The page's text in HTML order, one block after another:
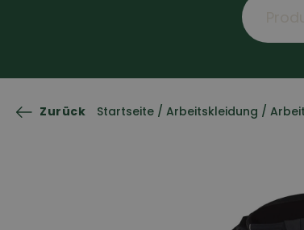
Zurück Startseite / Arbeitskleidung /